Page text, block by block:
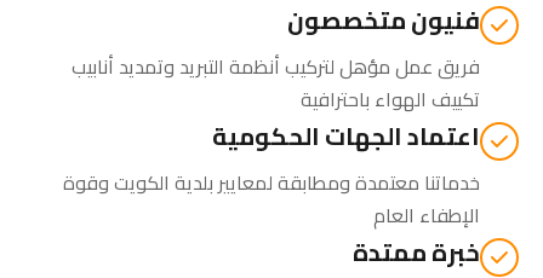
فنيون متخصصون
فريق عمل مؤهل لتركيب أنظمة التبريد وتمديد أنابيب
تكييف الهواء باحترافية
اعتماد الجهات الحكومية
خدماتنا معتمدة ومطابقة لمعايير بلدية الكويت وقوة
الإطفاء العام
خبرة ممتدة